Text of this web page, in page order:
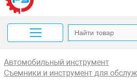
Автомобильный инструмент
Съемники и инструмент для